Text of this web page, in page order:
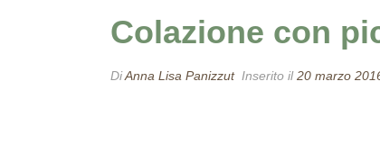
Colazione con
DiAnna Lisa Panizzut Inserito il20 marzo